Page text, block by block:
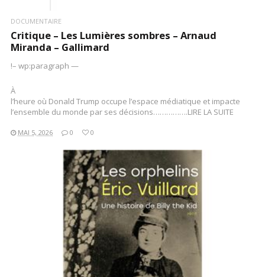
DOCUMENTAIRE
Critique – Les Lumières sombres – Arnaud
Miranda – Gallimard
!– wp:paragraph —
À
l’heure où Donald Trump occupe l’espace médiatique et impacte
l’ensemble du monde par ses décisions…………….LIRE LA SUITE
MAI 5, 2026 0 0